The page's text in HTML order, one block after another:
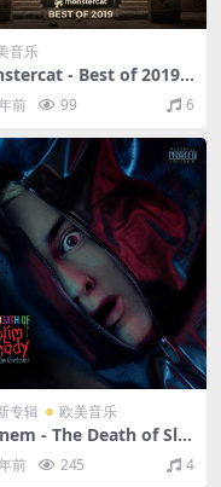
音乐
- Best of 2019
FLAC/分轨/1.13G）
前 99 6
专辑 欧美音乐
- The Death of Sli
(Coup De Grâce)
（2024/FLAC/分轨/
前 245 4